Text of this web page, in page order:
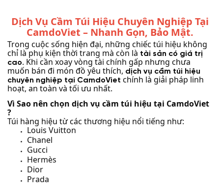
Dịch Vụ Cầm Túi Hiệu Chuyên Nghiệp Tại
CamdoViet – Nhanh Gọn, Bảo Mật.
Trong cuộc sống hiện đại, những chiếc túi hiệu không
chỉ là phụ kiện thời trang mà còn là tài sản có giá trị
cao. Khi cần xoay vòng tài chính gấp nhưng chưa
muốn bán đi món đồ yêu thích, dịch vụ cầm túi hiệu
chuyên nghiệp tại CamdoViet chính là giải pháp linh
hoạt, an toàn và tối ưu nhất.
Vì Sao nên chọn dịch vụ cầm túi hiệu tại CamdoViet
?
Túi hàng hiệu từ các thương hiệu nổi tiếng như:
Louis Vuitton
Chanel
Gucci
Hermès
Dior
Prada